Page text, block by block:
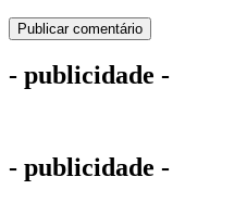
- publicidade -
- publicidade -